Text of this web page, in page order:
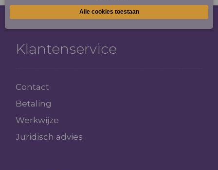
Klantenservice
Contact
Betaling
Werkwijze
Juridisch advies